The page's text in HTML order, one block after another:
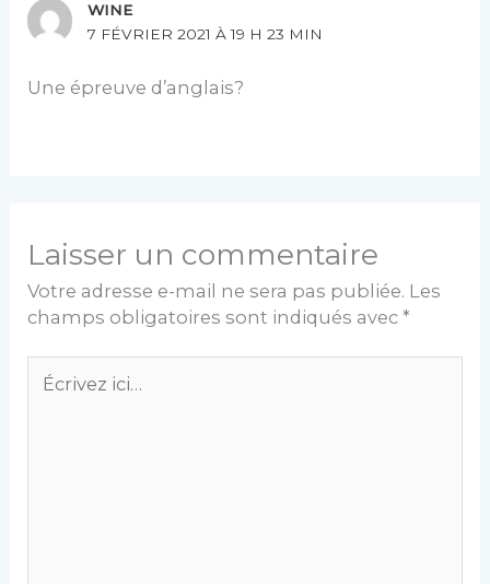
WINE
7 FÉVRIER 2021 À 19 H 23 MIN
Une épreuve d’anglais?
Laisser un commentaire
Votre adresse e-mail ne sera pas publiée. Les
champs obligatoires sont indiqués avec*
Écrivez
ici…